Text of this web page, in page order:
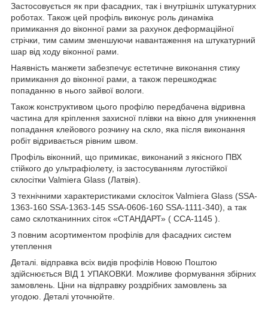
Застосовується як при фасадних, так і внутрішніх штукатурних
роботах. Також цей профіль виконує роль динаміка
примикання до віконної рами за рахунок деформаційної
стрічки, тим самим зменшуючи навантаження на штукатурний
шар від ходу віконної рами.
Наявність манжети забезпечує естетичне виконання стику
примикання до віконної рами, а також перешкоджає
попаданню в нього зайвої вологи.
Також конструктивом цього профілю передбачена відривна
частина для кріплення захисної плівки на вікно для уникнення
попадання клейового розчину на скло, яка після виконання
робіт відривається рівним швом.
Профіль віконний, що примикає, виконаний з якісного ПВХ
стійкого до ультрафіолету, із застосуванням лугостійкої
склосітки Valmiera Glass (Латвія).
З технічними характеристиками склосіток Valmiera Glass (SSA-
1363-160 SSA-1363-145 SSA-0606-160 SSA-1111-340), а так
само склотканинних сіток «СТАНДАРТ» ( ССА-1145 ).
З повним асортиментом профілів для фасадних систем
утеплення
Деталі. відправка всіх видів профілів Новою Поштою
здійснюється ВІД 1 УПАКОВКИ. Можливе формування збірних
замовлень. Ціни на відправку роздрібних замовлень за
угодою. Деталі уточнюйте.